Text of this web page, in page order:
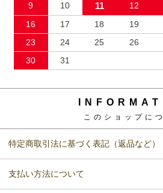
9
10 11 12
16
17 18 19
23
24 25 26
30
31
このショップに
特定商取引法に基づく表記（返品など）
支払い方法について